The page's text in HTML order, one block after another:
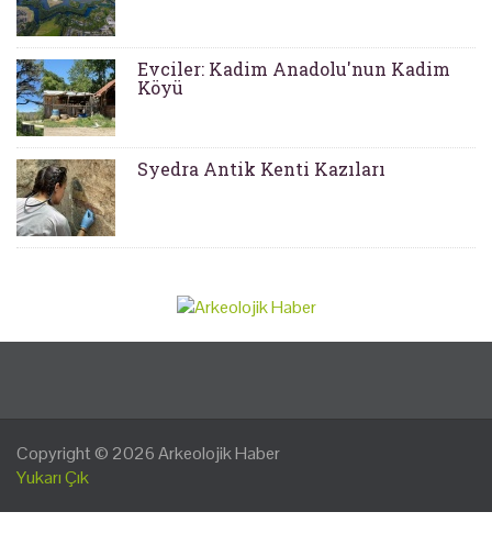
Evciler: Kadim Anadolu'nun Kadim
Köyü
Syedra Antik Kenti Kazıları
Copyright © 2026Arkeolojik Haber
Yukarı Çık